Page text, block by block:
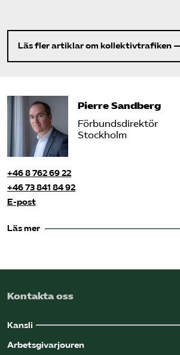
Läs fler artiklar om kollektivtrafiken
Pierre Sandberg
Förbundsdirektör
Stockholm
+46 8 762 69 22
+46 73 841 84 92
E-post
Läs mer
Kontakta oss
Kansli
Arbetsgivarjouren